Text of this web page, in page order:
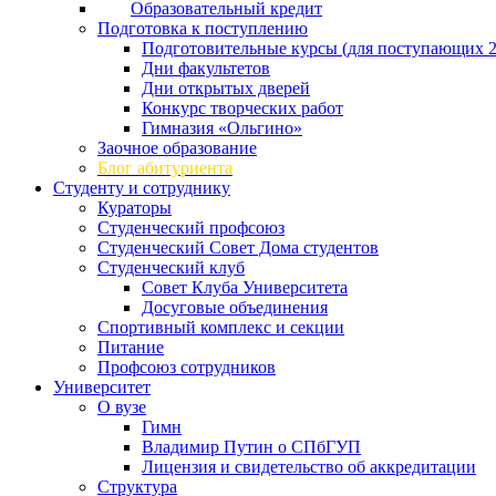
Образовательный кредит
Подготовка к поступлению
Подготовительные курсы (для поступающих
Дни факультетов
Дни открытых дверей
Конкурс творческих работ
Гимназия «Ольгино»
Заочное образование
Блог абитуриента
Студенту и сотруднику
Кураторы
Студенческий профсоюз
Студенческий Совет Дома студентов
Студенческий клуб
Совет Клуба Университета
Досуговые объединения
Спортивный комплекс и секции
Питание
Профсоюз сотрудников
Университет
О вузе
Гимн
Владимир Путин о СПбГУП
Лицензия и свидетельство об аккредитации
Структура